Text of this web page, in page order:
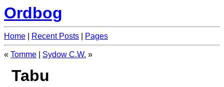
Ordbog
Home Recent Posts Pages
« Tomme Sydow C.W. »
Tabu